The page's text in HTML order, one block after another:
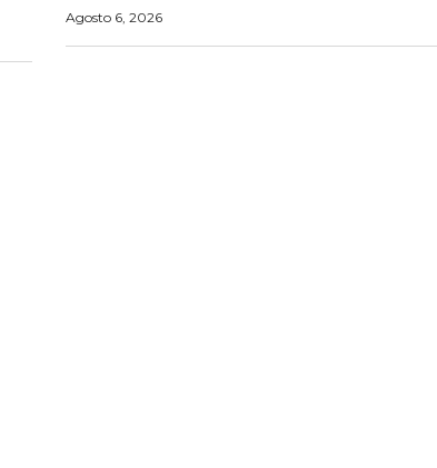
Agosto 6, 2026